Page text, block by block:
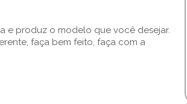
e produz o modelo que você desejar.
faça bem feito, faça com a